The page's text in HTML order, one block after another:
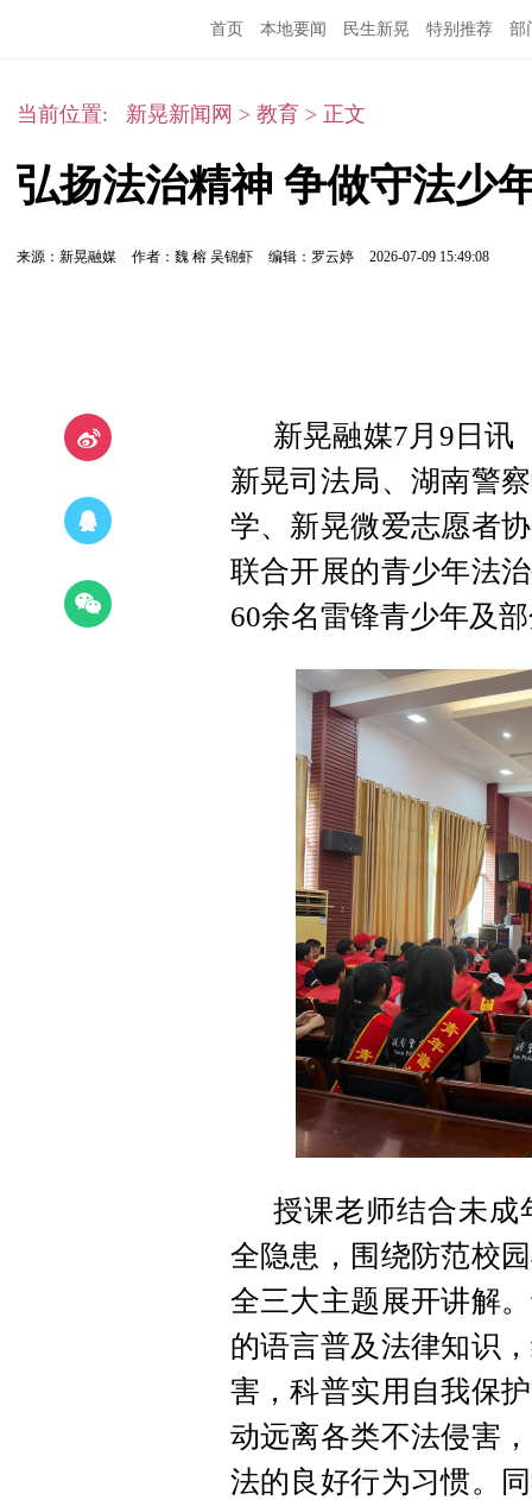
首页 本地要闻 民生新晃 特别推荐 部
当前位置: 新晃新闻网 > 教育 > 正文
弘扬法治精神 争做守法少
来源：新晃融媒 作者：魏 榕 吴锦虾 编辑：罗云婷 2026-07-09 15:49:08
新晃融媒7月9日讯
新晃司法局、湖南警
学、新晃微爱志愿者
联合开展的青少年法
60余名雷锋青少年及
授课老师结合未成
全隐患，围绕防范校
全三大主题展开讲解
的语言普及法律知识
害，科普实用自我保
动远离各类不法侵害
法的良好行为习惯。